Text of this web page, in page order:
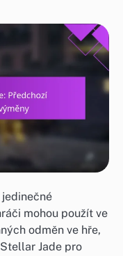
mohou použít ve
odměn ve hře,
Jade pro